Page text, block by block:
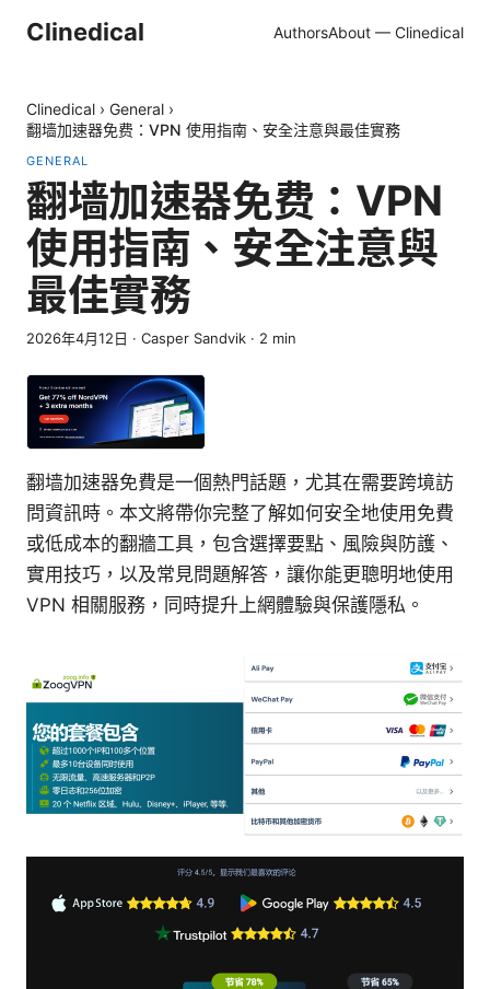
Clinedical AuthorsAbout — Clinedical
Clinedical › General ›
翻墙加速器免费：VPN 使用指南、安全注意與最佳實務
GENERAL
翻墙加速器免费：VPN
使用指南、安全注意與
最佳實務
2026年4月12日 · Casper Sandvik · 2 min
翻墙加速器免費是一個熱門話題，尤其在需要跨境訪
問資訊時。本文將帶你完整了解如何安全地使用免費
或低成本的翻牆工具，包含選擇要點、風險與防護、
實用技巧，以及常見問題解答，讓你能更聰明地使用
VPN 相關服務，同時提升上網體驗與保護隱私。